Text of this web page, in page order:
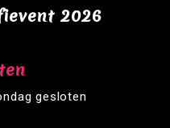
2026
gesloten